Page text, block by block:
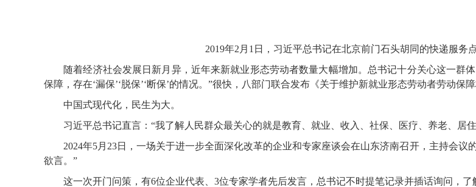
2019年2月1日，习近平总书记在北京前门石头胡同的快递服务
随着经济社会发展日新月异，近年来新就业形态劳动者数量大幅增加。总书记十分关心这一群
保障，存在‘漏保’‘脱保’‘断保’的情况。”很快，八部门联合发布《关于维护新就业形态劳动者劳动
中国式现代化，民生为大。
习近平总书记直言：“我了解人民群众最关心的就是教育、就业、收入、社保、医疗、养老、居
2024年5月23日，一场关于进一步全面深化改革的企业和专家座谈会在山东济南召开，主持会议
欲言。”
这一次开门问策，有6位企业代表、3位专家学者先后发言，总书记不时提笔记录并插话询问，了